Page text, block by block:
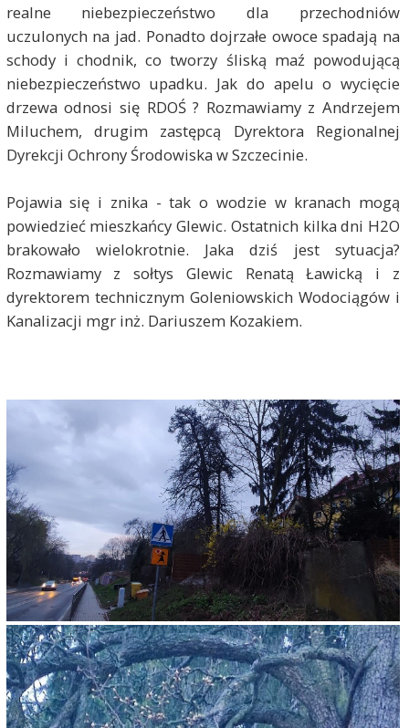
realne niebezpieczeństwo dla przechodniów
uczulonych na jad. Ponadto dojrzałe owoce spadają na
schody i chodnik, co tworzy śliską maź powodującą
niebezpieczeństwo upadku. Jak do apelu o wycięcie
drzewa odnosi się RDOŚ ? Rozmawiamy z Andrzejem
Miluchem, drugim zastępcą Dyrektora Regionalnej
Dyrekcji Ochrony Środowiska w Szczecinie.
Pojawia się i znika - tak o wodzie w kranach mogą
powiedzieć mieszkańcy Glewic. Ostatnich kilka dni H2O
brakowało wielokrotnie. Jaka dziś jest sytuacja?
Rozmawiamy z sołtys Glewic Renatą Ławicką i z
dyrektorem technicznym Goleniowskich Wodociągów i
Kanalizacji mgr inż. Dariuszem Kozakiem.